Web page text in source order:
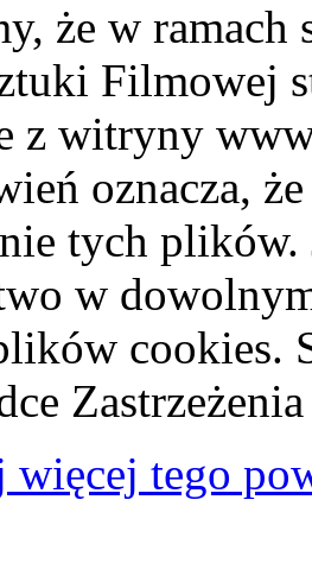
że w ramach
Filmowej
z witryny
oznacza,
tych plików.
w
cookies.
więcej tego